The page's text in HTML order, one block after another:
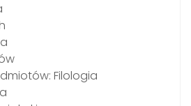
Filologia